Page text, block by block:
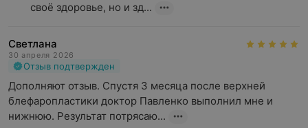
своё здоровье, но и зд...
Светлана
30 апреля 2026
Отзыв подтвержден
Дополняют отзыв. Спустя 3 месяца после верхней
блефаропластики доктор Павленко выполнил мне и
нижнюю. Результат потрясаю...